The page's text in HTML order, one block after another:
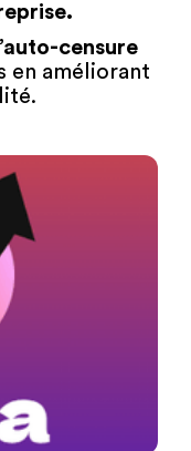
censure
en améliorant